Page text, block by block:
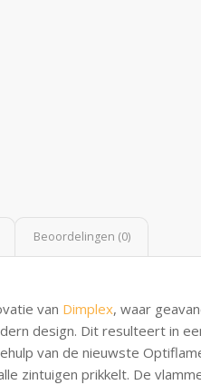
Beoordelingen (0)
van Dimplex, waar
design. Dit resulteert in
van de nieuwste
zintuigen prikkelt. De